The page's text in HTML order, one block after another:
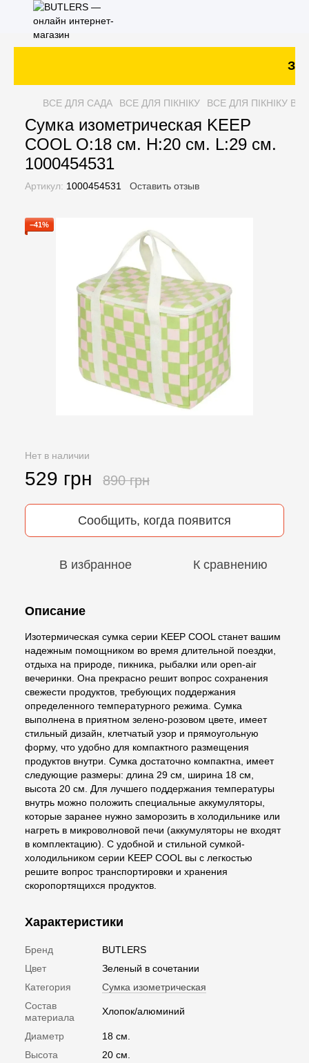
ВСЕ ДЛЯ САДА ВСЕ ДЛЯ ПІКНІКУ ВСЕ ДЛЯ ПІКНІКУ
Сумка изометрическая KEEP
COOL O:18 см. H:20 см. L:29 см.
1000454531
Артикул: 1000454531 Оставить отзыв
−41%
Нет в наличии
529 грн 890 грн
Сообщить, когда появится
В избранное К сравнению
Описание
Изотермическая сумка серии KEEP COOL станет вашим
надежным помощником во время длительной поездки,
отдыха на природе, пикника, рыбалки или open-air
вечеринки. Она прекрасно решит вопрос сохранения
свежести продуктов, требующих поддержания
определенного температурного режима. Сумка
выполнена в приятном зелено-розовом цвете, имеет
стильный дизайн, клетчатый узор и прямоугольную
форму, что удобно для компактного размещения
продуктов внутри. Сумка достаточно компактна, имеет
следующие размеры: длина 29 см, ширина 18 см,
высота 20 см. Для лучшего поддержания температуры
внутрь можно положить специальные аккумуляторы,
которые заранее нужно заморозить в холодильнике или
нагреть в микроволновой печи (аккумуляторы не входят
в комплектацию). С удобной и стильной сумкой-
холодильником серии KEEP COOL вы с легкостью
решите вопрос транспортировки и хранения
скоропортящихся продуктов.
Характеристики
Бренд
BUTLERS
Цвет
Зеленый в сочетании
Категория
Сумка изометрическая
Состав
материала
Хлопок/алюминий
Диаметр
18 см.
Высота
20 см.